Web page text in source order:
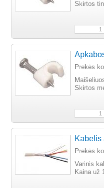
Skirtos
Prekės
Skirtos
Kabelis
Prekės
Varinis
Kaina už